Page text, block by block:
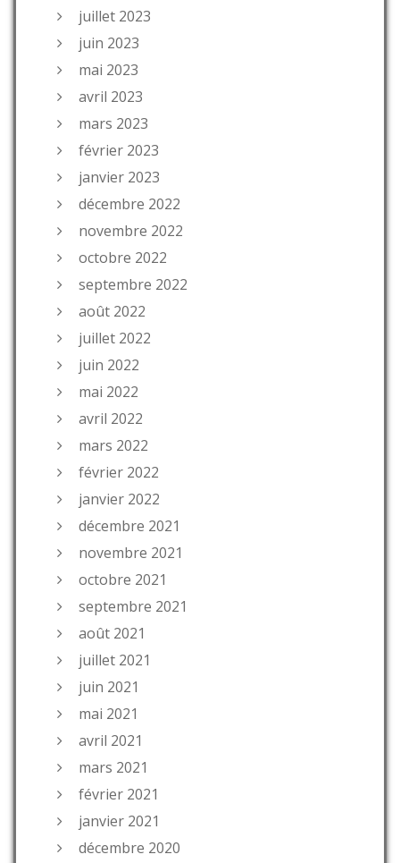
juillet 2023
juin 2023
mai 2023
avril 2023
mars 2023
février 2023
janvier 2023
décembre 2022
novembre 2022
octobre 2022
septembre 2022
août 2022
juillet 2022
juin 2022
mai 2022
avril 2022
mars 2022
février 2022
janvier 2022
décembre 2021
novembre 2021
octobre 2021
septembre 2021
août 2021
juillet 2021
juin 2021
mai 2021
avril 2021
mars 2021
février 2021
janvier 2021
décembre 2020